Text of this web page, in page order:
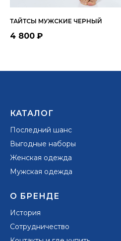
ТАЙТСЫ МУЖСКИЕ ЧЕРНЫЙ
4 800 ₽
КАТАЛОГ
Последний шанс
Выгодные наборы
Женская одежда
Мужская одежда
О БРЕНДЕ
История
Сотрудничество